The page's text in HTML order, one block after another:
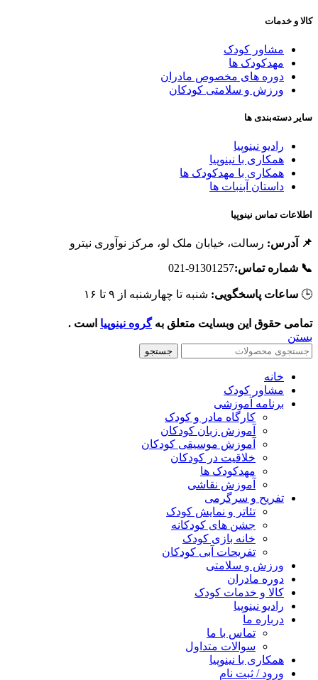
و خدمات
مشاور کودک
مهدکودک ها
دوره های مخصوص مادران
ورزش و سلامتی کودکان
دسته‌بندی ها
رادیو نینوپیا
همکاری با نینوپیا
همکاری با مهدکودک ها
داستان آبنبات ها
تماس نینوپیا
آدرس: رسالت، خیابان ملک لو، مرکز نوآوری نیترو
شماره تماس: 91301257-021
ساعات پاسخگویی: شنبه تا چهارشنبه از ۹ تا ۱۶
حقوق این وبسایت متعلق بهگروه نینوپیااست .
جستجو
خانه
مشاور کودک
برنامه آموزشی
کارگاه مادر و کودک
آموزش زبان کودکان
آموزش موسیقی کودکان
خلاقیت در کودکان
مهد‌کودک ها
آموزش نقاشی
تفریح و سرگرمی
تئاتر و نمایش کودک
جشن های کودکانه
خانه بازی کودک
تفریحات آبی کودکان
ورزش و سلامتی
دوره مادران
کالا و خدمات کودک
رادیو نینوپیا
درباره ما
تماس با ما
سوالات متداول
همکاری با نینوپیا
ورود / ثبت نام